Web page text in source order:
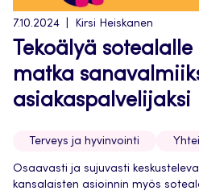
7.10.2024 Kirsi Heiskanen
Tekoälyä
matka
asiakaspalvelijaksi
Terveys ja hyvinvointi
Osaavasti ja sujuvasti
kansalaisten asioinnin myös